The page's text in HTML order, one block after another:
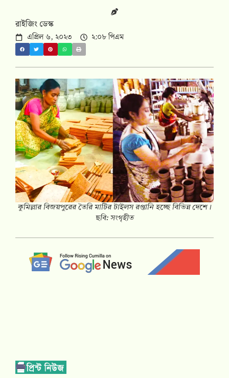
রাইজিং ডেস্ক
এপ্রিল ৬, ২০২৩ ২:০৮ পিএম
কুমিল্লার বিজয়পুরের তৈরি মাটির টাইলস রপ্তানি হচ্ছে বিভিন্ন দেশে।
ছবি: সংগৃহীত